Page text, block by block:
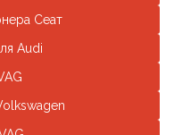
Сеат
Audi